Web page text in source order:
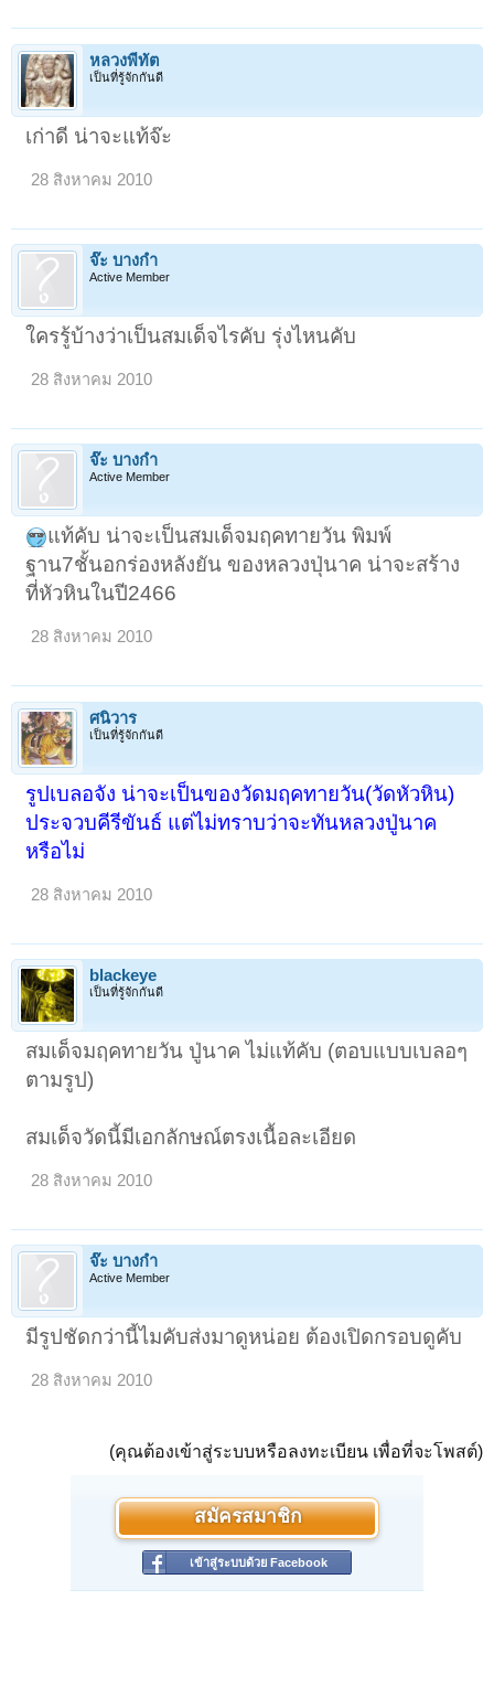
หลวงพี่ทัต
เป็นที่รู้จักกันดี
เก่าดี น่าจะแท้จ๊ะ
28 สิงหาคม 2010
จ๊ะ บางกำ
Active Member
ใครรู้บ้างว่าเป็นสมเด็จไรคับ รุ่งไหนคับ
28 สิงหาคม 2010
จ๊ะ บางกำ
Active Member
แท้คับ น่าจะเป็นสมเด็จมฤคทายวัน พิมพ์
ฐาน7ชั้นอกร่องหลังยัน ของหลวงปุ่นาค น่าจะสร้าง
ที่หัวหินในปี2466
28 สิงหาคม 2010
ศนิวาร
เป็นที่รู้จักกันดี
รูปเบลอจัง น่าจะเป็นของวัดมฤคทายวัน(วัดหัวหิน)
ประจวบคีรีขันธ์ แต่ไม่ทราบว่าจะทันหลวงปู่นาค
หรือไม่
28 สิงหาคม 2010
blackeye
เป็นที่รู้จักกันดี
สมเด็จมฤคทายวัน ปู่นาค ไม่แท้คับ (ตอบแบบเบลอๆ
ตามรูป)
สมเด็จวัดนี้มีเอกลักษณ์ตรงเนื้อละเอียด
28 สิงหาคม 2010
จ๊ะ บางกำ
Active Member
มีรูปชัดกว่านี้ไมคับส่งมาดูหน่อย ต้องเปิดกรอบดูคับ
28 สิงหาคม 2010
(คุณต้องเข้าสู่ระบบหรือลงทะเบียน เพื่อที่จะโพสต์)
สมัครสมาชิก
เข้าสู่ระบบด้วย Facebook